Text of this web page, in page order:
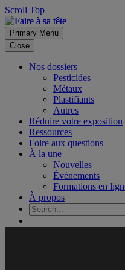
Scroll Top
Primary Menu
Close
Nos dossiers
Pesticides
Métaux
Plastifiants
Autres
Réduire votre exposition
Ressources
Foire aux questions
À la une
Nouvelles
Évènements
Formations en
À propos